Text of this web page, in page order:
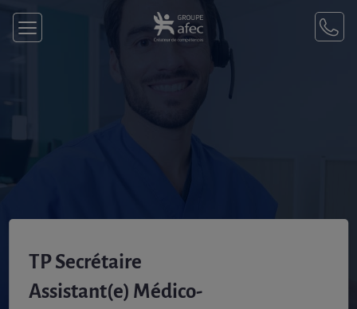
TP Secrétaire
Assistant(e) Médico-